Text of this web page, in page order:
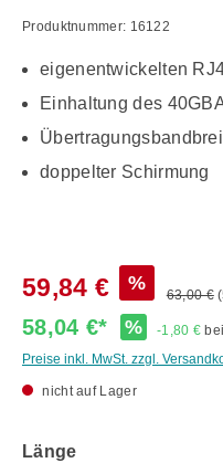
Produktnummer: 16122
eigenentwickelten
Einhaltung des
doppelter Schirmung
59,84 € %
63,00 €
58,04 €* % -1,80 €
Preise inkl. MwSt. zzgl.
nicht auf Lager
Längeauswählen